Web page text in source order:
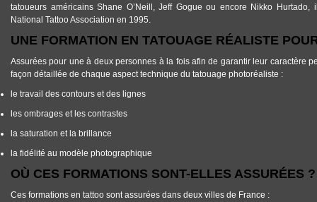
tatoueurs américains Shane O’Neill, Jeff Gogue ou encore Nikko
National Tattoo Association en 1995.
UNE FORMATION EN TATOUAGE RÉALISTE
Assurées pour une à deux personnes à la fois afin de garantir leur caractère
façon détaillée de chaque aspect technique du tatouage photoréaliste :
le travail des contours et des lignes
les ombrages et les contrastes
la saturation et la brillance
la fidélité au modèle photographique
OÙ CES FORMATIONS SONT-ELLES ASSURÉES ?
Ces formations en tattoo sont assurées dans deux villes de France :